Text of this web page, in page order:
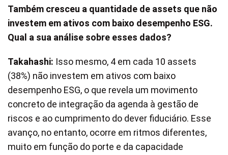
Também cresceu a quantidade de assets que não
investem em ativos com baixo desempenho ESG.
Qual a sua análise sobre esses dados?
Takahashi: Isso mesmo, 4 em cada 10 assets
(38%) não investem em ativos com baixo
desempenho ESG, o que revela um movimento
concreto de integração da agenda à gestão de
riscos e ao cumprimento do dever fiduciário. Esse
avanço, no entanto, ocorre em ritmos diferentes,
muito em função do porte e da capacidade